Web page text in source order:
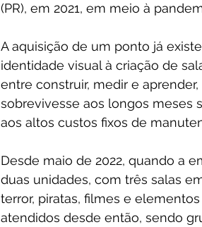
(PR), em 2021, em meio à
A aquisição de um ponto já
identidade visual à criação de
entre construir, medir e
sobrevivesse aos longos meses
aos altos custos fixos de
Desde maio de 2022, quando a
duas unidades, com três salas
terror, piratas, filmes e
atendidos desde então, sendo